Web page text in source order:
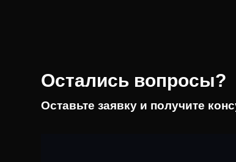
Остались вопросы?
Оставьте заявку и получите